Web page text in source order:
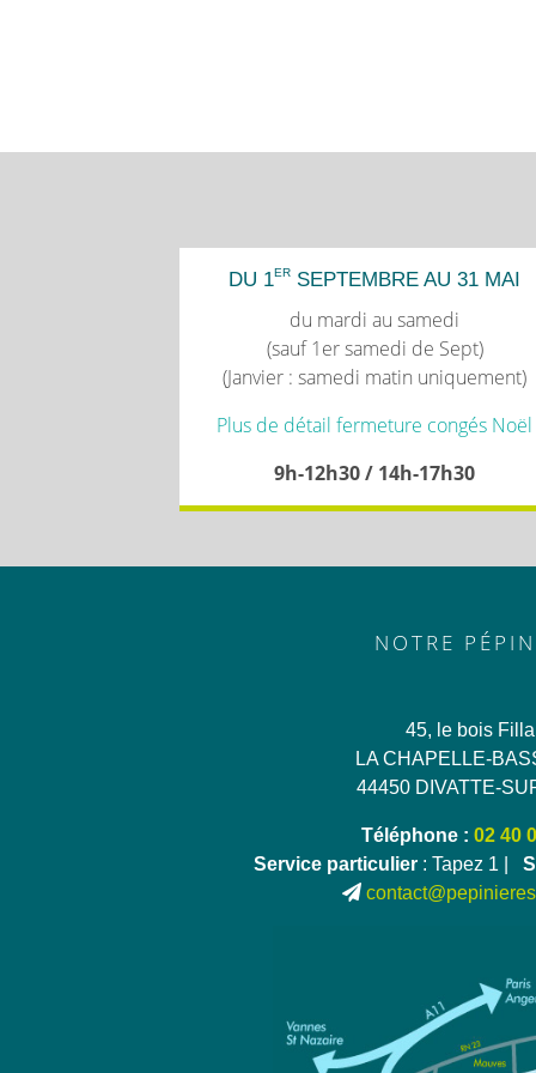
DU 1ER SEPTEMBRE AU 31 MAI
du mardi au samedi
(sauf 1er samedi de Sept)
(Janvier : samedi matin uniquement)
Plus de détail fermeture congés Noël
9h-12h30 / 14h-17h30
NOTRE
45, le bois
LA CHAPELLE-
44450 DIVATTE-
Téléphone :02 40
Service particulier : Tapez 1 |